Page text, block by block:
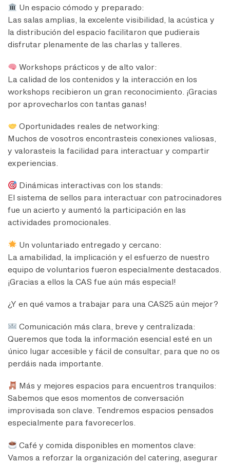
Un espacio cómodo y preparado:
Las salas amplias, la excelente visibilidad, la acústica y
la distribución del espacio facilitaron que pudierais
disfrutar plenamente de las charlas y talleres.
Workshops prácticos y de alto valor:
La calidad de los contenidos y la interacción en los
workshops recibieron un gran reconocimiento. ¡Gracias
por aprovecharlos con tantas ganas!
Oportunidades reales de networking:
Muchos de vosotros encontrasteis conexiones valiosas,
y valorasteis la facilidad para interactuar y compartir
experiencias.
Dinámicas interactivas con los stands:
El sistema de sellos para interactuar con patrocinadores
fue un acierto y aumentó la participación en las
actividades promocionales.
Un voluntariado entregado y cercano:
La amabilidad, la implicación y el esfuerzo de nuestro
equipo de voluntarios fueron especialmente destacados.
¡Gracias a ellos la CAS fue aún más especial!
¿Y en qué vamos a trabajar para una CAS25 aún mejor?
Comunicación más clara, breve y centralizada:
Queremos que toda la información esencial esté en un
único lugar accesible y fácil de consultar, para que no os
perdáis nada importante.
Más y mejores espacios para encuentros tranquilos:
Sabemos que esos momentos de conversación
improvisada son clave. Tendremos espacios pensados
especialmente para favorecerlos.
Café y comida disponibles en momentos clave:
Vamos a reforzar la organización del catering, asegurar